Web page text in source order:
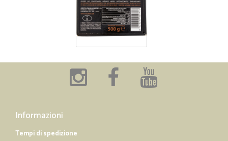
Informazioni
Tempi di spedizione